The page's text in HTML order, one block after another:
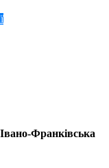
Франківська